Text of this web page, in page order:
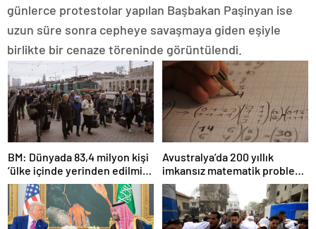
günlerce protestolar yapılan Başbakan Paşinyan ise
uzun süre sonra cepheye savaşmaya giden eşiyle
birlikte bir cenaze töreninde görüntülendi.
BM: Dünyada 83,4 milyon kişi
‘ülke içinde yerinden edilmiş’
olarak yaşıyor
Avustralya’da 200 yıllık
imkansız matematik problemi
çözüldü